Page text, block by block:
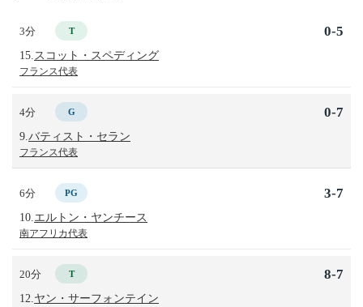
3分 T
15. スコット・スペディング
フランス代表
0-5
4分 G
9. バティスト・セラン
フランス代表
0-7
6分 PG
10. エルトン・ヤンチース
南アフリカ代表
3-7
20分 T
12. ヤン・サーフォンテイン
8-7